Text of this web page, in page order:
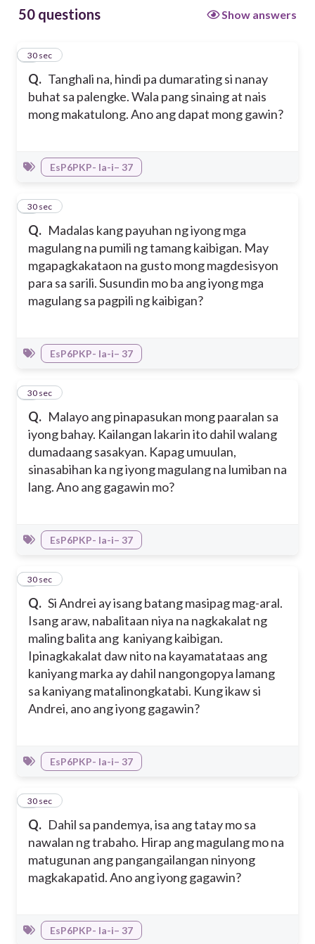
50 questions Show answers
Q. Tanghali na, hindi pa dumarating si nanay
buhat sa palengke. Wala pang sinaing at nais
mong makatulong. Ano ang dapat mong gawin?
1
30 sec
EsP6PKP- Ia-i– 37
Q. Madalas kang payuhan ng iyong mga
magulang na pumili ng tamang kaibigan. May
mgapagkakataon na gusto mong magdesisyon
para sa sarili. Susundin mo ba ang iyong mga
magulang sa pagpili ng kaibigan?
2
30 sec
EsP6PKP- Ia-i– 37
Q. Malayo ang pinapasukan mong paaralan sa
iyong bahay. Kailangan lakarin ito dahil walang
dumadaang sasakyan. Kapag umuulan,
sinasabihan ka ng iyong magulang na lumiban na
lang. Ano ang gagawin mo?
3
30 sec
EsP6PKP- Ia-i– 37
Q. Si Andrei ay isang batang masipag mag-aral.
Isang araw, nabalitaan niya na nagkakalat ng
maling balita ang kaniyang kaibigan.
Ipinagkakalat daw nito na kayamatataas ang
kaniyang marka ay dahil nangongopya lamang
sa kaniyang matalinongkatabi. Kung ikaw si
Andrei, ano ang iyong gagawin?
4
30 sec
EsP6PKP- Ia-i– 37
Q. Dahil sa pandemya, isa ang tatay mo sa
nawalan ng trabaho. Hirap ang magulang mo na
matugunan ang pangangailangan ninyong
magkakapatid. Ano ang iyong gagawin?
5
30 sec
EsP6PKP- Ia-i– 37